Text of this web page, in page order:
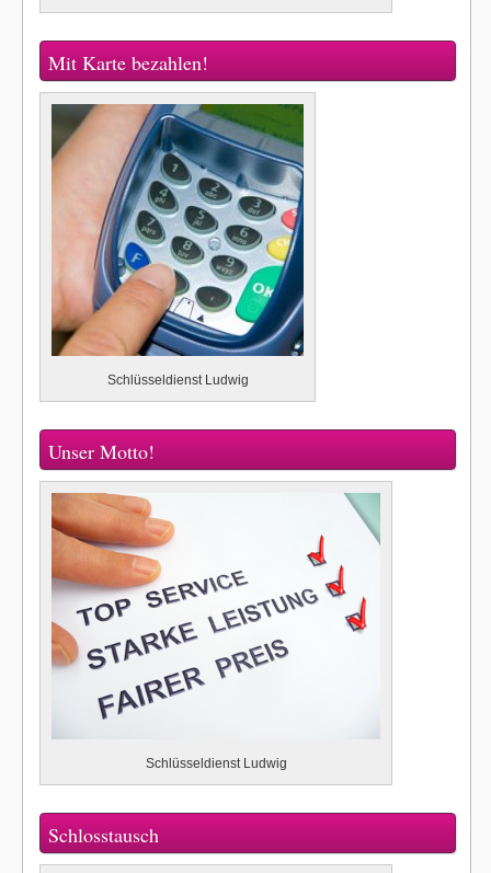
Mit Karte bezahlen!
Schlüsseldienst Ludwig
Unser Motto!
Schlüsseldienst Ludwig
Schlosstausch